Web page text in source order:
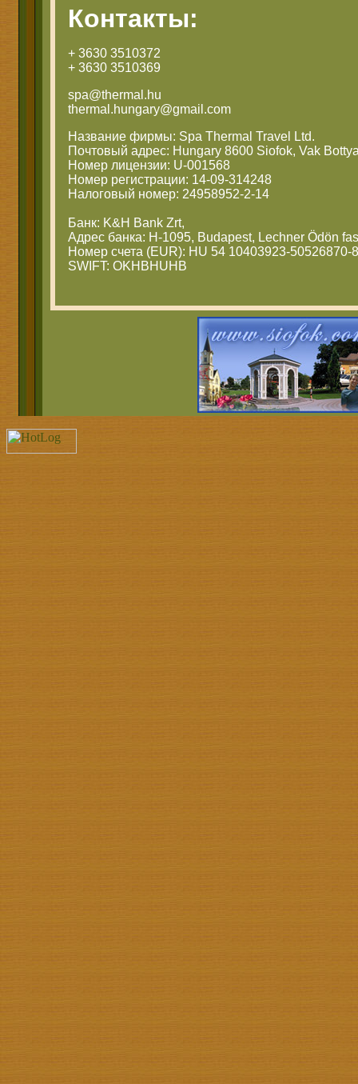
Контакты:
+ 3630 3510372
+ 3630 3510369
spa@thermal.hu
thermal.hungary@gmail.com
Название фирмы: Spa Thermal Travel Ltd.
Почтовый адрес: Hungary 8600 Siofok, Vak
Номер лицензии: U-001568
Номер регистрации: 14-09-314248
Налоговый номер: 24958952-2-14
Банк: K&H Bank Zrt,
Адрес банка: H-1095, Budapest, Lechner Ödön
Номер счета (EUR): HU 54 10403923-50526870-
SWIFT: OKHBHUHB